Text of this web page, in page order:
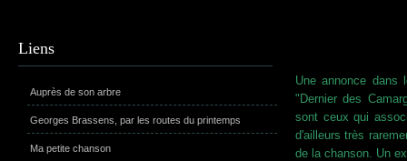
Liens
Auprès de son arbre
Georges Brassens, par les routes du printemps
Ma petite chanson
Une annonce dans
"Dernier des
sont ceux qui
d'ailleurs très
de la chanson. Un